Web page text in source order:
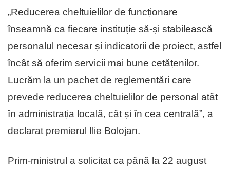
„Reducerea cheltuielilor de funcționare
înseamnă ca fiecare instituție să-și stabilească
personalul necesar și indicatorii de proiect, astfel
încât să oferim servicii mai bune cetățenilor.
Lucrăm la un pachet de reglementări care
prevede reducerea cheltuielilor de personal atât
în administrația locală, cât și în cea centrală”, a
declarat premierul Ilie Bolojan.
Prim-ministrul a solicitat ca până la 22 august